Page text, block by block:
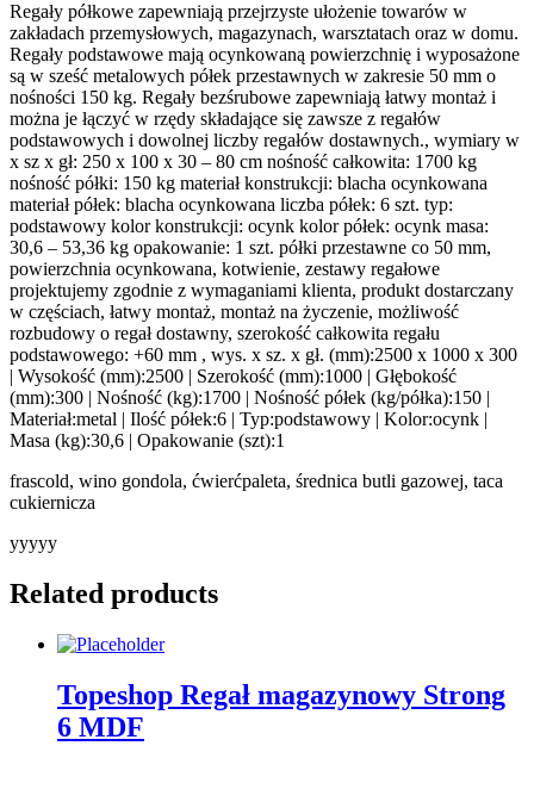
Regały półkowe zapewniają przejrzyste ułożenie towarów w
zakładach przemysłowych, magazynach, warsztatach oraz w domu.
Regały podstawowe mają ocynkowaną powierzchnię i wyposażone
są w sześć metalowych półek przestawnych w zakresie 50 mm o
nośności 150 kg. Regały bezśrubowe zapewniają łatwy montaż i
można je łączyć w rzędy składające się zawsze z regałów
podstawowych i dowolnej liczby regałów dostawnych., wymiary w
x sz x gł: 250 x 100 x 30 – 80 cm nośność całkowita: 1700 kg
nośność półki: 150 kg materiał konstrukcji: blacha ocynkowana
materiał półek: blacha ocynkowana liczba półek: 6 szt. typ:
podstawowy kolor konstrukcji: ocynk kolor półek: ocynk masa:
30,6 – 53,36 kg opakowanie: 1 szt. półki przestawne co 50 mm,
powierzchnia ocynkowana, kotwienie, zestawy regałowe
projektujemy zgodnie z wymaganiami klienta, produkt dostarczany
w częściach, łatwy montaż, montaż na życzenie, możliwość
rozbudowy o regał dostawny, szerokość całkowita regału
podstawowego: +60 mm , wys. x sz. x gł. (mm):2500 x 1000 x 300
| Wysokość (mm):2500 | Szerokość (mm):1000 | Głębokość
(mm):300 | Nośność (kg):1700 | Nośność półek (kg/półka):150 |
Materiał:metal | Ilość półek:6 | Typ:podstawowy | Kolor:ocynk |
Masa (kg):30,6 | Opakowanie (szt):1
frascold, wino gondola, ćwierćpaleta, średnica butli gazowej, taca
cukiernicza
yyyyy
Related products
Topeshop Regał magazynowy Strong
6 MDF